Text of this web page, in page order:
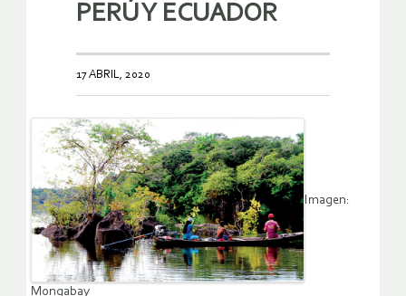
PERÚ Y ECUADOR
17 ABRIL, 2020
Imagen:
Mongabay